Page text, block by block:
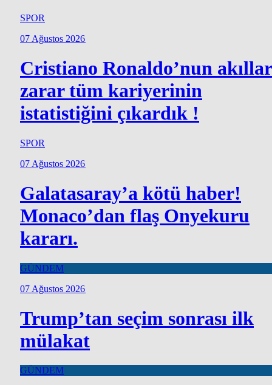
SPOR
07 Ağustos 2026
Cristiano Ronaldo’nun
zarar tüm kariyerinin
istatistiğini çıkardık !
SPOR
07 Ağustos 2026
Galatasaray’a kötü haber!
Monaco’dan flaş Onyekuru
kararı.
GÜNDEM
07 Ağustos 2026
Trump’tan seçim sonrası ilk
mülakat
GÜNDEM